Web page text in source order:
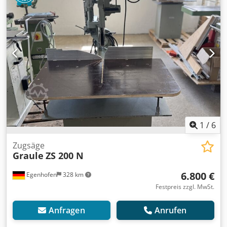
mm Absaugstutzen-Ø 100 mm Gewicht 250kg Mit
folgenden Ausstattungsoptionen: - HM-Kreissägeblatt
520x4,0/2,8 x 50 60 WZ für Holz - Maschine über
Handkurbel von vorn beidseitig neigbar Verfügbarkeit:
kurzfristig/2022 Dkjdpfxokwhmfo Abyor Standort: Solingen
1 / 6
Egenhofen 328 km
Zugsäge
Graule ZS 200 N
6.800 €
Festpreis zzgl. MwSt.
Anfragen Anrufen